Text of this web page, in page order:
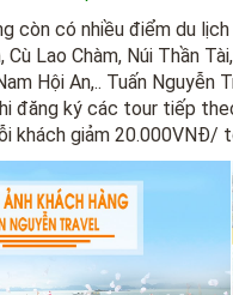
còn có nhiều điểm du lịch
Cù Lao Chàm, Núi Thần
Hội An,.. Tuấn Nguyễn
đăng ký các tour tiếp
khách giảm 20.000VNĐ/